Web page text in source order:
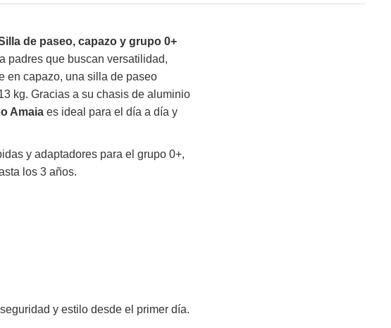
de paseo, capazo y grupo 0+
padres que buscan versatilidad,
en capazo, una silla de paseo
kg. Gracias a su chasis de aluminio
Amaia es ideal para el día a día y
y adaptadores para el grupo 0+,
los 3 años.
y estilo desde el primer día.